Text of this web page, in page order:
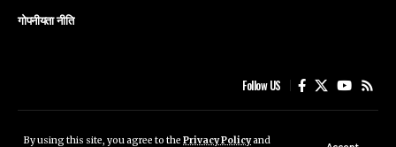
By using this site, you agree to the Privacy Policyand
गोपनीयता नीति
Follow US
सारी हिन्दी ख़बरें संपर्क करें गोपनीयता नीति